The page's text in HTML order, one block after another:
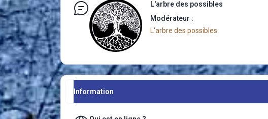
L'arbre des possibles
Modérateur :
L'arbre des possibles
Information